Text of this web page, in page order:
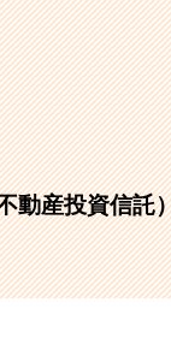
動産投資信託